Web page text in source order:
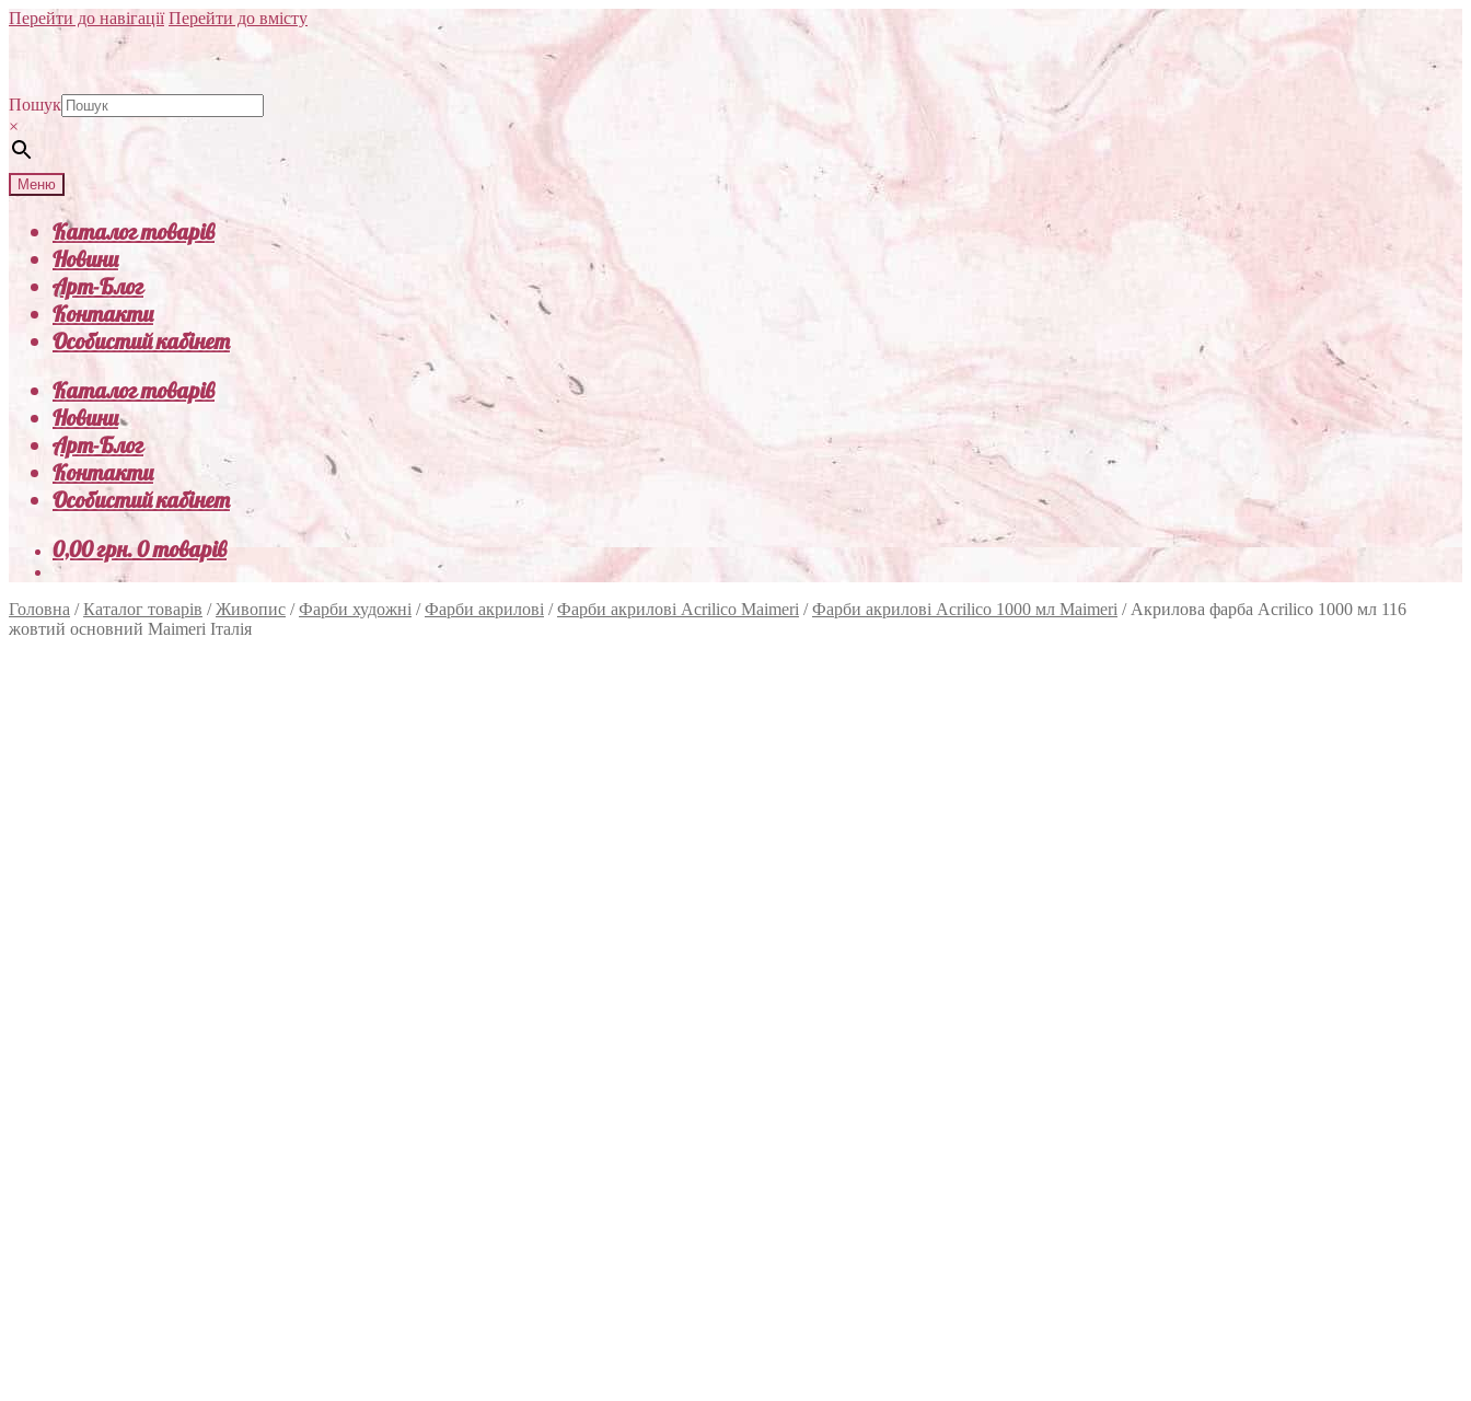
Перейти до навігації Перейти до вмісту
Пошук
×
Меню
Каталог товарів
Новини
Арт-Блог
Контакти
Особистий кабінет
Каталог товарів
Новини
Арт-Блог
Контакти
Особистий кабінет
0,00грн.0 товарів
Головна /Каталог товарів /Живопис /Фарби художні /Фарби акрилові /Фарби акрилові Acrilico Maimeri /Фарби акрилові Acrilico 1000 мл Maimeri / Акрилова фарба Acrilico 1000 мл 116
жовтий основний Maimeri Італія